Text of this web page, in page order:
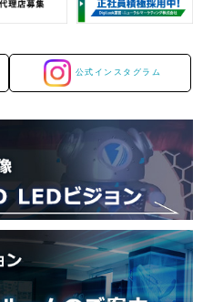
公式インスタグラム